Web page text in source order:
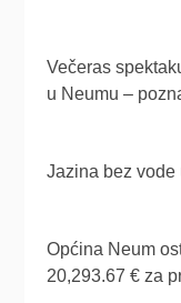
Večeras
u Neumu –
Jazina bez
Općina Neum
20,293.67 € za